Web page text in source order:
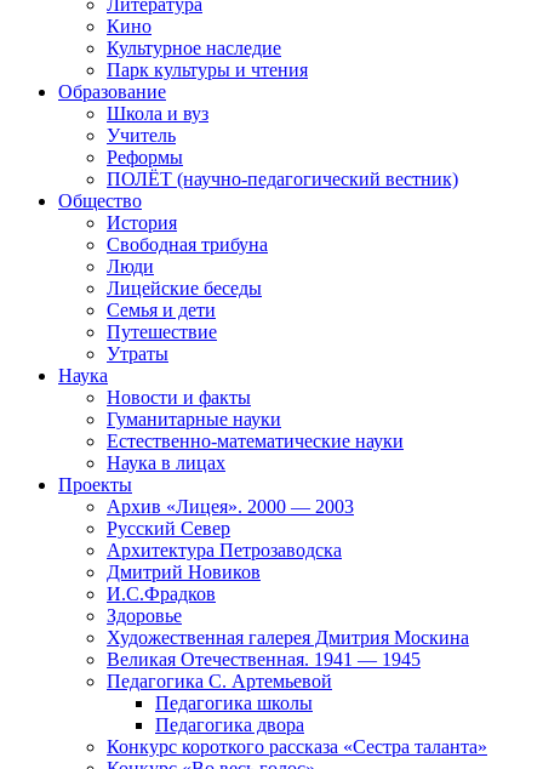
Литература
Кино
Культурное наследие
Парк культуры и чтения
Образование
Школа и вуз
Учитель
Реформы
ПОЛЁТ (научно-педагогический вестник)
Общество
История
Свободная трибуна
Люди
Лицейские беседы
Семья и дети
Путешествие
Утраты
Наука
Новости и факты
Гуманитарные науки
Естественно-математические науки
Наука в лицах
Проекты
Архив «Лицея». 2000 — 2003
Русский Север
Архитектура Петрозаводска
Дмитрий Новиков
И.С.Фрадков
Здоровье
Художественная галерея Дмитрия Москина
Великая Отечественная. 1941 — 1945
Педагогика С. Артемьевой
Педагогика школы
Педагогика двора
Конкурс короткого рассказа «Сестра таланта»